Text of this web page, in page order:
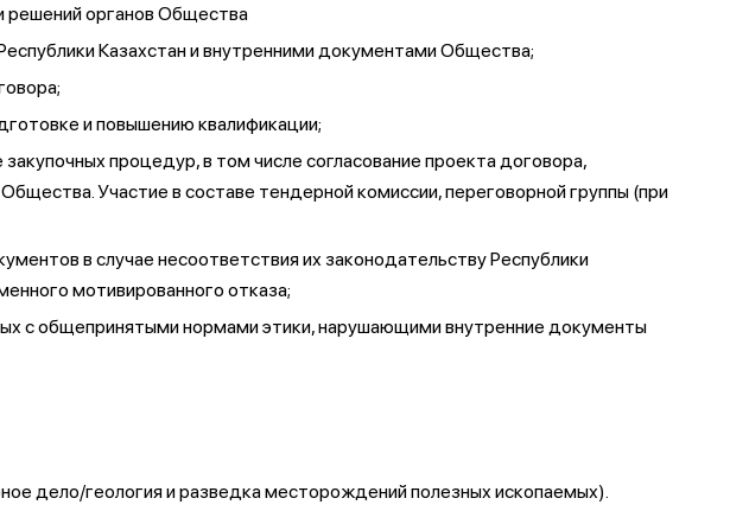
решений органов Общества
Казахстан и внутренними документами Общества;
и повышению квалификации;
процедур, в том числе согласование проекта договора,
Участие в составе тендерной комиссии, переговорной группы (при
в случае несоответствия их законодательству Республики
мотивированного отказа;
с общепринятыми нормами этики, нарушающими внутренние документы
дело/геология и разведка месторождений полезных ископаемых).